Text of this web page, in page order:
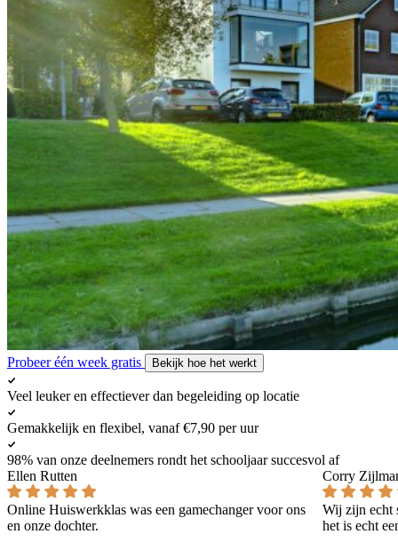
Probeer één week gratis Bekijk hoe het werkt
Veel leuker en effectiever dan begeleiding op locatie
Gemakkelijk en flexibel, vanaf €7,90 per uur
98% van onze deelnemers rondt het schooljaar succesvol af
Ellen Rutten
Online Huiswerkklas was een gamechanger voor ons
en onze dochter.
Corry
Wij zijn echt
het is echt